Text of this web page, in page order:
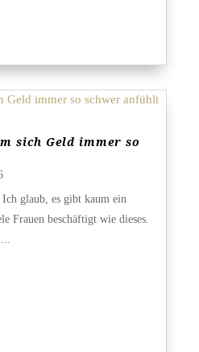
sich Geld immer so
glaub, es gibt kaum ein
Frauen beschäftigt wie dieses.